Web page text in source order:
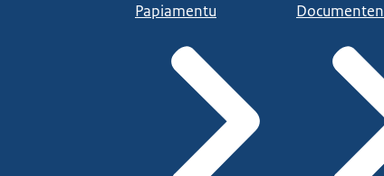
Papiamentu Documenten